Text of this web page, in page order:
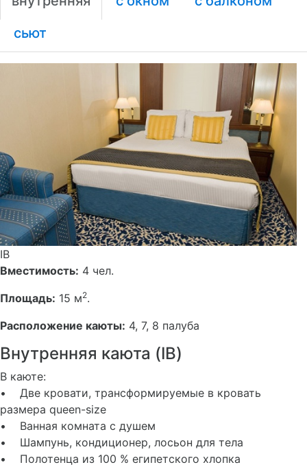
сьют
IB
Вместимость: 4 чел.
Площадь: 15 м2.
Расположение каюты: 4, 7, 8 палуба
Внутренняя каюта (IB)
В каюте:
• Две кровати, трансформируемые в кровать
размера queen-size
• Ванная комната с душем
• Шампунь, кондиционер, лосьон для тела
• Полотенца из 100 % египетского хлопка